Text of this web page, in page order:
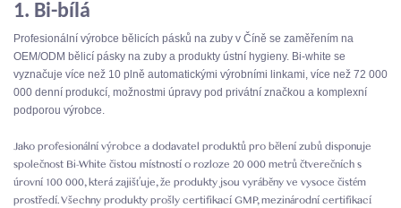
1. Bi-bílá
Profesionální výrobce bělicích pásků na zuby v Číně se zaměřením na
OEM/ODM bělicí pásky na zuby a produkty ústní hygieny. Bi-white se
vyznačuje více než 10 plně automatickými výrobními linkami, více než 72 000
000 denní produkcí, možnostmi úpravy pod privátní značkou a komplexní
podporou výrobce.
Jako profesionální výrobce a dodavatel produktů pro bělení zubů disponuje
společnost Bi-White čistou místností o rozloze 20 000 metrů čtverečních s
úrovní 100 000, která zajišťuje, že produkty jsou vyráběny ve vysoce čistém
prostředí. Všechny produkty prošly certifikací GMP, mezinárodní certifikací